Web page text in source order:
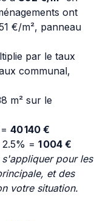
ont
€/m², panneau
par le taux
communal,
m² sur le
40 140 €
= 1 004 €
pour les
et des
votre situation.